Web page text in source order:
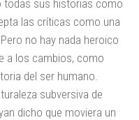
todas sus historias como
las críticas como una
no hay nada heroico
a los cambios, como
del ser humano.
subversiva de
dicho que moviera un